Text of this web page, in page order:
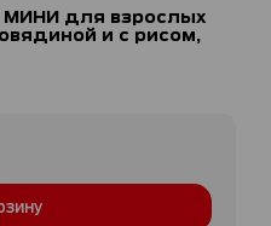
МИНИ для взрослых
и с рисом,